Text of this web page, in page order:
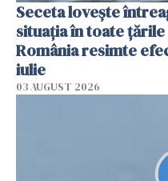
Seceta lovește
situația în toate
România resimte
iulie
03 AUGUST 2026